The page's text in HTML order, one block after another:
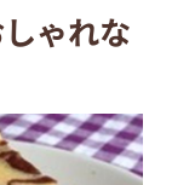
ゃれな